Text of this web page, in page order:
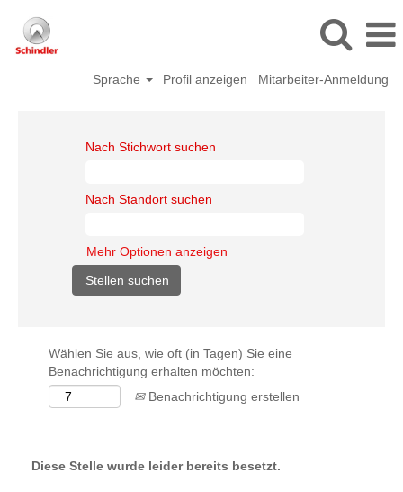
Sprache Profil anzeigen Mitarbeiter-Anmeldung
Nach Stichwort suchen
Nach Standort suchen
Mehr Optionen anzeigen
Wählen Sie aus, wie oft (in Tagen) Sie eine
Benachrichtigung erhalten möchten:
Benachrichtigung erstellen
Diese Stelle wurde leider bereits besetzt.